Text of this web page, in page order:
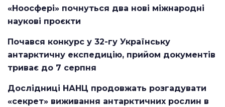
«Ноосфері» почнуться два нові міжнародні
наукові проєкти
Почався конкурс у 32-гу Українську
антарктичну експедицію, прийом документів
триває до 7 серпня
Дослідниці НАНЦ продовжать розгадувати
«секрет» виживання антарктичних рослин в